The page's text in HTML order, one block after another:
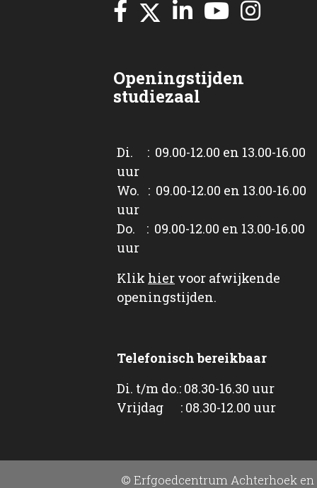
Openingstijden
studiezaal
Di. : 09.00-12.00 en 13.00-16.00
uur
Wo. : 09.00-12.00 en 13.00-16.00
uur
Do. : 09.00-12.00 en 13.00-16.00
uur
Klik hier voor afwijkende
openingstijden.
Telefonisch bereikbaar
Di. t/m do.: 08.30-16.30 uur
Vrijdag : 08.30-12.00 uur
© Erfgoedcentrum Achterhoek en